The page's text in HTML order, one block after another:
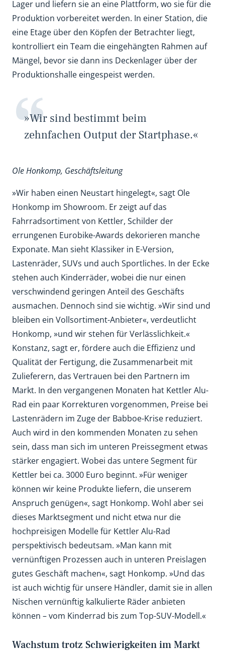
Lager und liefern sie an eine Plattform, wo sie für die
Produktion vorbereitet werden. In einer Station, die
eine Etage über den Köpfen der Betrachter liegt,
kontrolliert ein Team die eingehängten Rahmen auf
Mängel, bevor sie dann ins Deckenlager über der
Produktionshalle eingespeist werden.
»Wir sind bestimmt beim
zehnfachen Output der Startphase.«
Ole Honkomp, Geschäftsleitung
»Wir haben einen Neustart hingelegt«, sagt Ole
Honkomp im Showroom. Er zeigt auf das
Fahrradsortiment von Kettler, Schilder der
errungenen Eurobike-Awards dekorieren manche
Exponate. Man sieht Klassiker in E-Version,
Lastenräder, SUVs und auch Sportliches. In der Ecke
stehen auch Kinderräder, wobei die nur einen
verschwindend geringen Anteil des Geschäfts
ausmachen. Dennoch sind sie wichtig. »Wir sind und
bleiben ein Vollsortiment-Anbieter«, verdeutlicht
Honkomp, »und wir stehen für Verlässlichkeit.«
Konstanz, sagt er, fördere auch die Effizienz und
Qualität der Fertigung, die Zusammenarbeit mit
Zulieferern, das Vertrauen bei den Partnern im
Markt. In den vergangenen Monaten hat Kettler Alu-
Rad ein paar Korrekturen vorgenommen, Preise bei
Lastenrädern im Zuge der Babboe-Krise reduziert.
Auch wird in den kommenden Monaten zu sehen
sein, dass man sich im unteren Preissegment etwas
stärker engagiert. Wobei das untere Segment für
Kettler bei ca. 3000 Euro beginnt. »Für weniger
können wir keine Produkte liefern, die unserem
Anspruch genügen«, sagt Honkomp. Wohl aber sei
dieses Marktsegment und nicht etwa nur die
hochpreisigen Modelle für Kettler Alu-Rad
perspektivisch bedeutsam. »Man kann mit
vernünftigen Prozessen auch in unteren Preislagen
gutes Geschäft machen«, sagt Honkomp. »Und das
ist auch wichtig für unsere Händler, damit sie in allen
Nischen vernünftig kalkulierte Räder anbieten
können – vom Kinderrad bis zum Top-SUV-Modell.«
Wachstum trotz Schwierigkeiten im Markt